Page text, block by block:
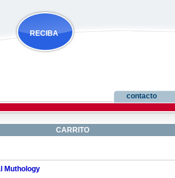
RECIBA
contacto
CARRITO
Muthology